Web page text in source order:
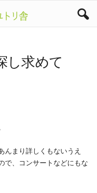
し求めて
んまり詳しくもないうえ
で、コンサートなどにもな